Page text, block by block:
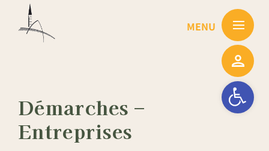
Ouvrir la
Démarches –
Entreprises